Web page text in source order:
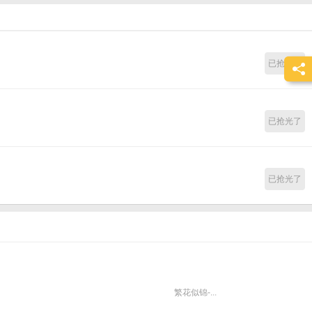
地在赛季结算时被国家占领的情况下，会为结算节点占领的国家提供一定数额
已抢光了
已抢光了
已抢光了
繁花似锦-...